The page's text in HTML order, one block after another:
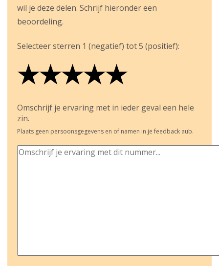
wil je deze delen. Schrijf hieronder een
beoordeling.
Selecteer sterren 1 (negatief) tot 5 (positief):
★
★★
★★★
★★★★
★★★★★
Omschrijf je ervaring met in ieder geval een hele
zin.
Plaats geen persoonsgegevens en of namen in je feedback aub.